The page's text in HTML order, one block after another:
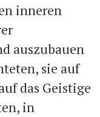
inneren
auszubauen
sie auf
das Geistige
in